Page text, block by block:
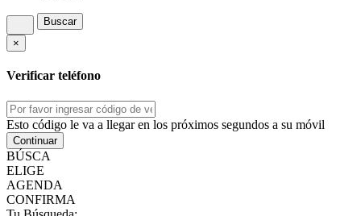
Buscar
×
Verificar teléfono
Esto código le va a llegar en los próximos segundos a su móvil
Continuar
BÚSCA
ELIGE
AGENDA
CONFIRMA